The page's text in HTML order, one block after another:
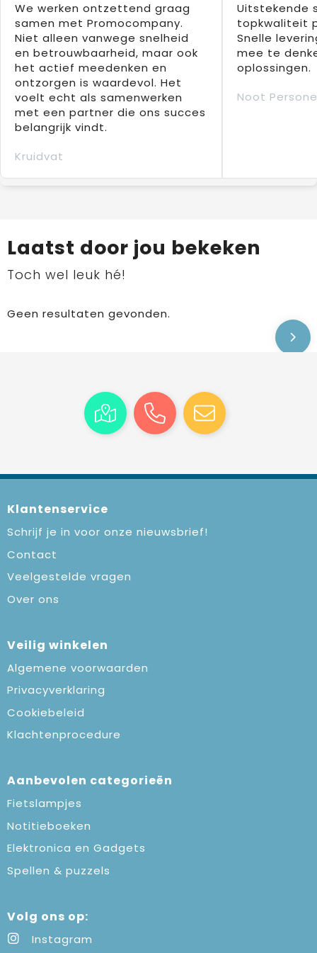
We werken ontzettend graag
samen met Promocompany.
Niet alleen vanwege snelheid
en betrouwbaarheid, maar ook
het actief meedenken en
ontzorgen is waardevol. Het
voelt echt als samenwerken
met een partner die ons succes
belangrijk vindt.
Kruidvat
Uitstekende
topkwaliteit
Snelle
mee te
oplossingen.
Noot
Laatst door jou bekeken
Toch wel leuk hé!
Geen resultaten gevonden.
Klantenservice
Schrijf je in voor onze nieuwsbrief!
Contact
Veelgestelde vragen
Over ons
Veilig winkelen
Algemene voorwaarden
Privacyverklaring
Cookiebeleid
Klachtenprocedure
Aanbevolen categorieën
Fietslampjes
Notitieboeken
Elektronica en Gadgets
Spellen & puzzels
Volg ons op:
Instagram